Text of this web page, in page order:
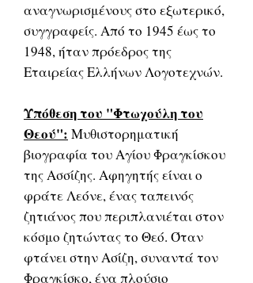
αναγνωρισμένους στο εξωτερικό,
συγγραφείς. Από το 1945 έως το
1948, ήταν πρόεδρος της
Εταιρείας Ελλήνων Λογοτεχνών.
Υπόθεση του "Φτωχούλη του
Θεού": Μυθιστορηματική
βιογραφία του Αγίου Φραγκίσκου
της Ασσίζης. Αφηγητής είναι ο
φράτε Λεόνε, ένας ταπεινός
ζητιάνος που περιπλανιέται στον
κόσμο ζητώντας το Θεό. Όταν
φτάνει στην Ασίζη, συναντά τον
Φραγκίσκο, ένα πλούσιο